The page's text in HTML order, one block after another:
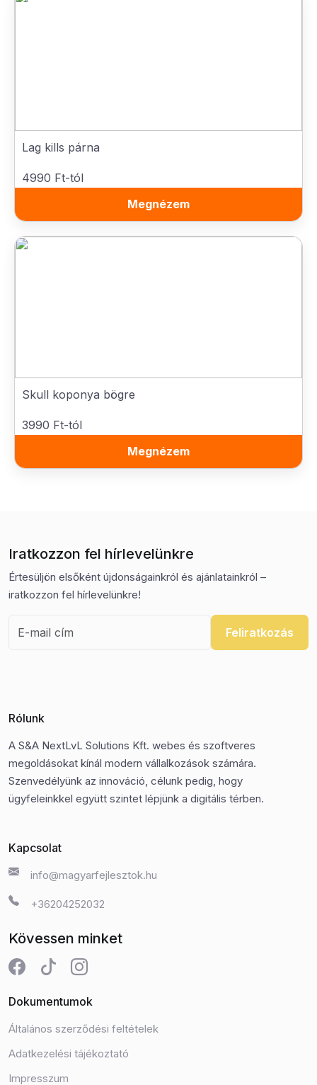
Lag kills párna
4990 Ft-tól
Megnézem
Skull koponya bögre
3990 Ft-tól
Megnézem
Iratkozzon fel hírlevelünkre
Értesüljön elsőként újdonságainkról és ajánlatainkról –
iratkozzon fel hírlevelünkre!
Feliratkozás
Rólunk
A S&A NextLvL Solutions Kft. webes és szoftveres
megoldásokat kínál modern vállalkozások számára.
Szenvedélyünk az innováció, célunk pedig, hogy
ügyfeleinkkel együtt szintet lépjünk a digitális térben.
Kapcsolat
info@magyarfejlesztok.hu
+36204252032
Kövessen minket
Dokumentumok
Általános szerződési feltételek
Adatkezelési tájékoztató
Impresszum